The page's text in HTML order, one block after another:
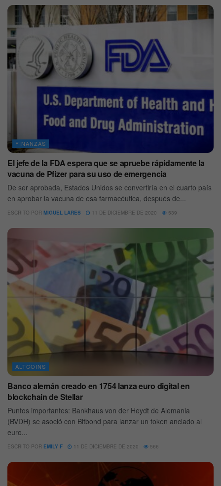
FINANZAS
El jefe de la FDA espera que se apruebe rápidamente la
vacuna de Pfizer para su uso de emergencia
De ser aprobada, Estados Unidos se convertiría en el cuarto país
en aprobar la vacuna de esa farmacéutica, después de...
ESCRITO POR MIGUEL LARES 11 DE DICIEMBRE DE 2020 539
ALTCOINS
Banco alemán creado en 1754 lanza euro digital en
blockchain de Stellar
Puntos importantes: Bankhaus von der Heydt de Alemania
(BVDH) se asoció con Bitbond para lanzar un token anclado al
euro...
ESCRITO POR EMILY F 11 DE DICIEMBRE DE 2020 566